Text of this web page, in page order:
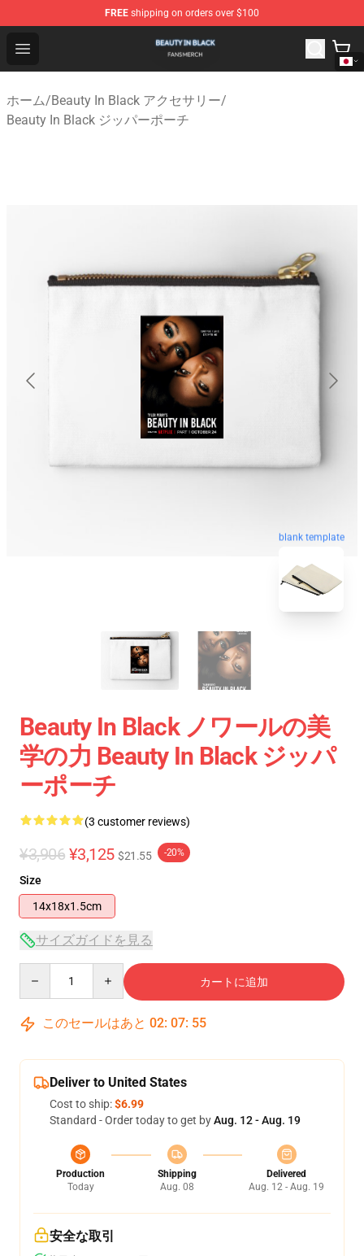
FREE shipping on orders over $100
Open menu
Beauty In Black Shop - Official Beauty In Black
ホーム/Beauty In Black アクセサリー/
Beauty In Black ジッパーポーチ
blank template
Beauty In Black ノワールの美
学の力 Beauty In Black ジッパ
ーポーチ
(3 customer reviews)
¥3,906 ¥3,125 $21.55 -20%
Size
14x18x1.5cm
サイズガイドを見る
カートに追加
このセールはあと 02: 07: 55
Deliver to United States
Cost to ship:$6.99
Standard - Order today to get byAug. 12 - Aug. 19
Production
Today
Shipping
Aug. 08
Delivered
Aug. 12 - Aug. 19
安全な取引